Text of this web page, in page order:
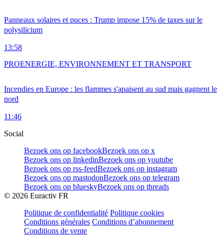
Panneaux solaires et puces : Trump impose 15% de taxes sur le
polysilicium
13:58
Incendies en Europe : les flammes s'apaisent au sud mais gagnent le
nord
11:46
PROENERGIE, ENVIRONNEMENT ET TRANSPORT
Social
Bezoek ons op facebookBezoek ons op x
Bezoek ons op linkedinBezoek ons op youtube
Bezoek ons op rss-feedBezoek ons op instagram
Bezoek ons op mastodonBezoek ons op telegram
Bezoek ons op blueskyBezoek ons op threads
© 2026 Euractiv FR
Politique de confidentialité Politique cookies
Conditions générales Conditions d’abonnement
Conditions de vente